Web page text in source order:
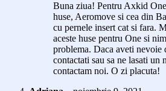
Buna ziua! Pentru Axkid
huse, Aeromove si cea din
cu pernele insert cat si fara.
aceste huse pentru One si
problema. Daca aveti nevoie
contactati sau sa ne lasati un
contactam noi. O zi placuta!